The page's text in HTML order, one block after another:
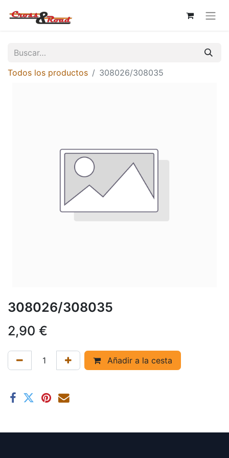
Todos los productos 308026/308035
308026/308035
2,90 €
Añadir a la cesta